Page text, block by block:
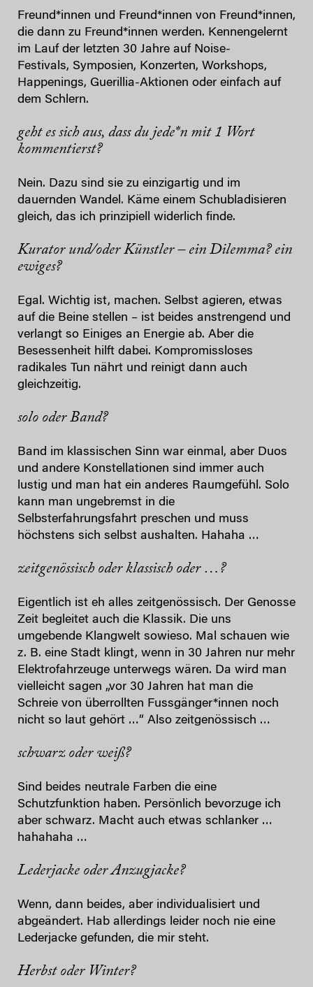
Freund*innen und Freund*innen von Freund*innen,
die dann zu Freund*innen werden. Kennengelernt
im Lauf der letzten 30 Jahre auf Noise-
Festivals, Symposien, Konzerten, Workshops,
Happenings, Guerillia-Aktionen oder einfach auf
dem Schlern.
geht es sich aus, dass du jede*n mit 1 Wort
kommentierst?
Nein. Dazu sind sie zu einzigartig und im
dauernden Wandel. Käme einem Schubladisieren
gleich, das ich prinzipiell widerlich finde.
Kurator und/oder Künstler – ein Dilemma? ein
ewiges?
Egal. Wichtig ist, machen. Selbst agieren, etwas
auf die Beine stellen – ist beides anstrengend und
verlangt so Einiges an Energie ab. Aber die
Besessenheit hilft dabei. Kompromissloses
radikales Tun nährt und reinigt dann auch
gleichzeitig.
solo oder Band?
Band im klassischen Sinn war einmal, aber Duos
und andere Konstellationen sind immer auch
lustig und man hat ein anderes Raumgefühl. Solo
kann man ungebremst in die
Selbsterfahrungsfahrt preschen und muss
höchstens sich selbst aushalten. Hahaha …
zeitgenössisch oder klassisch oder …?
Eigentlich ist eh alles zeitgenössisch. Der Genosse
Zeit begleitet auch die Klassik. Die uns
umgebende Klangwelt sowieso. Mal schauen wie
z. B. eine Stadt klingt, wenn in 30 Jahren nur mehr
Elektrofahrzeuge unterwegs wären. Da wird man
vielleicht sagen „vor 30 Jahren hat man die
Schreie von überrollten Fussgänger*innen noch
nicht so laut gehört …“ Also zeitgenössisch …
schwarz oder weiß?
Sind beides neutrale Farben die eine
Schutzfunktion haben. Persönlich bevorzuge ich
aber schwarz. Macht auch etwas schlanker …
hahahaha …
Lederjacke oder Anzugjacke?
Wenn, dann beides, aber individualisiert und
abgeändert. Hab allerdings leider noch nie eine
Lederjacke gefunden, die mir steht.
Herbst oder Winter?